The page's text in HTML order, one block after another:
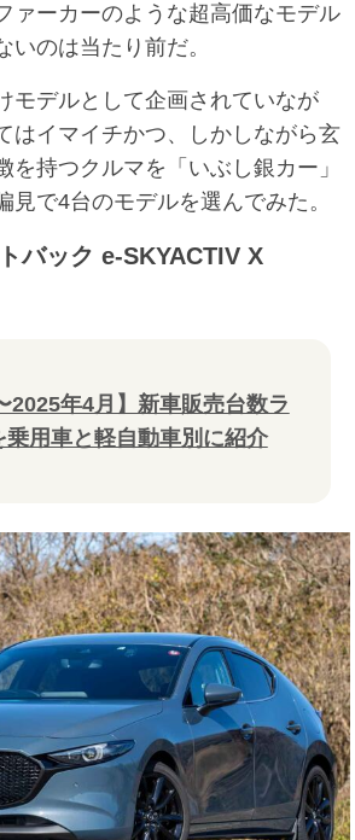
ァーカーのような超高価なモデル
いのは当たり前だ。
モデルとして企画されていなが
はイマイチかつ、しかしながら玄
を持つクルマを「いぶし銀カー」
見で4台のモデルを選んでみた。
バック e-SKYACTIV X
2025年4月】新車販売台数ラ
乗用車と軽自動車別に紹介